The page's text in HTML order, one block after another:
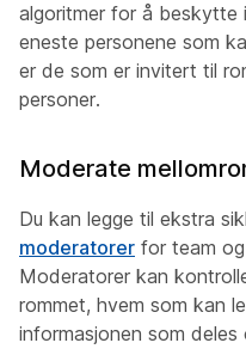
algoritmer for å beskytte
eneste personene som
er de som er invitert til
personer.
Moderate
Du kan legge til ekstra
moderatorer for team
Moderatorer kan
rommet, hvem som kan
informasjonen som